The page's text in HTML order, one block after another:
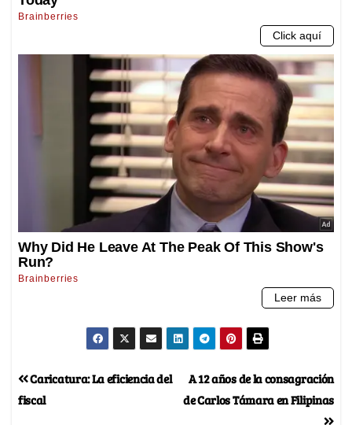
A 12 años de la consagración
de Carlos Támara en Filipinas
Caricatura: La eficiencia del
fiscal